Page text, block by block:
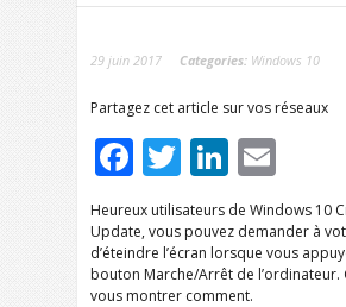
29 juin 2017 Categories: Windows 10
Partagez cet article sur vos réseaux
Facebook
Twitter
Heureux utilisateurs de Windows 10
Update, vous pouvez demander à
d’éteindre l’écran lorsque vous
bouton Marche/Arrêt de l’ordinateur.
vous montrer comment.